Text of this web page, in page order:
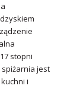
stopni
spiżarnia jest
i